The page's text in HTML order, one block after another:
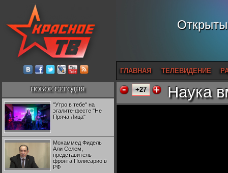
ГЛАВНАЯ ТЕЛЕВИДЕНИЕ
НОВОЕ СЕГОДНЯ
"Утро в тебе" на
эгалите-фесте "Не
Пряча Лица"
Мохаммед Фидель
Али Селем,
представитель
фронта Полисарио в
РФ
+27 Наука